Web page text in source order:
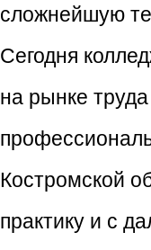
сложнейшую
Сегодня
на рынке
Костромской
практику и с